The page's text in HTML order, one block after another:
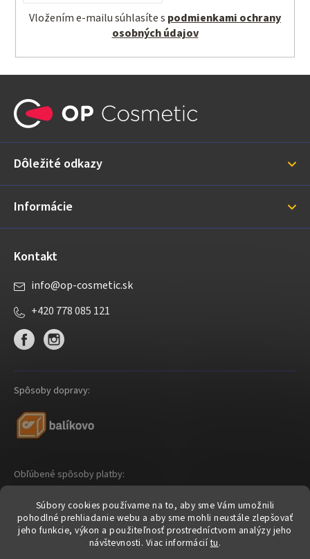
Súbory cookies používame na to, aby sme Vám umožnili
pohodlné prehliadanie webu a aby sme mohli neustále zlepšovať
jeho funkcie, výkon a použiteľnosť prostredníctvom analýzy jeho
návštevnosti. Viac informáciítu.
Vložením e-mailu súhlasíte s podmienkami ochrany
osobných údajov
ä
i
Dôležité odkazy
Informácie
Kontakt
info@op-cosmetic.sk
+420 778 085 121
Spôsoby dopravy:
Obľúbené spôsoby platby: